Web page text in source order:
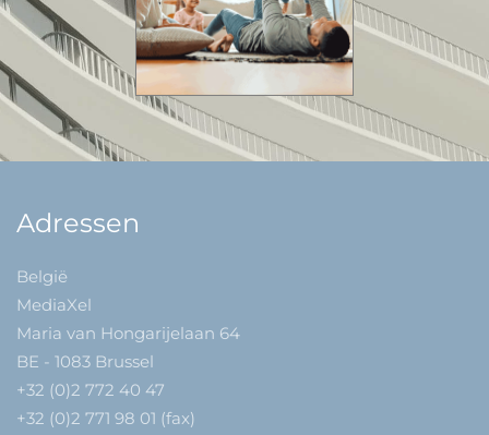
Adressen
België
MediaXel
Maria van Hongarijelaan 64
BE - 1083 Brussel
+32 (0)2 772 40 47
+32 (0)2 771 98 01 (fax)